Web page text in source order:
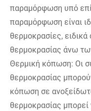
παραμόρφωση υπό
παραμόρφωση είναι
θερμοκρασίες,
θερμοκρασίας άνω
Θερμική κόπωση: Οι
θερμοκρασίας
κόπωση σε
θερμοκρασίας